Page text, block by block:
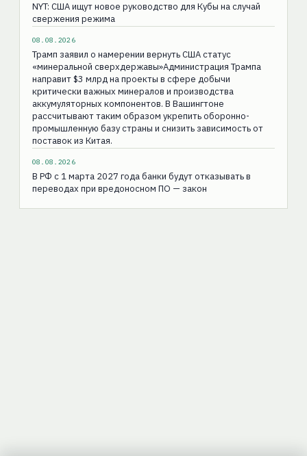
NYT: США ищут новое руководство для Кубы на случай
свержения режима
08.08.2026
Трамп заявил о намерении вернуть США статус
«минеральной сверхдержавы»Администрация Трампа
направит $3 млрд на проекты в сфере добычи
критически важных минералов и производства
аккумуляторных компонентов. В Вашингтоне
рассчитывают таким образом укрепить оборонно-
промышленную базу страны и снизить зависимость от
поставок из Китая.
08.08.2026
В РФ с 1 марта 2027 года банки будут отказывать в
переводах при вредоносном ПО — закон